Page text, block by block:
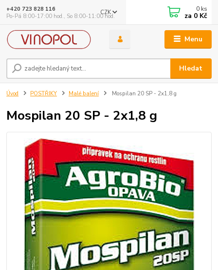
Menu
CZK
Hledat
+420 723 828 116
Po-Pá 8:00-17:00 hod., So 8:00-11:00 hod.
0 ks
za 0 Kč
Úvod POSTŘIKY Malé balení Mospilan 20 SP - 2x1,8 g
Mospilan 20 SP - 2x1,8 g